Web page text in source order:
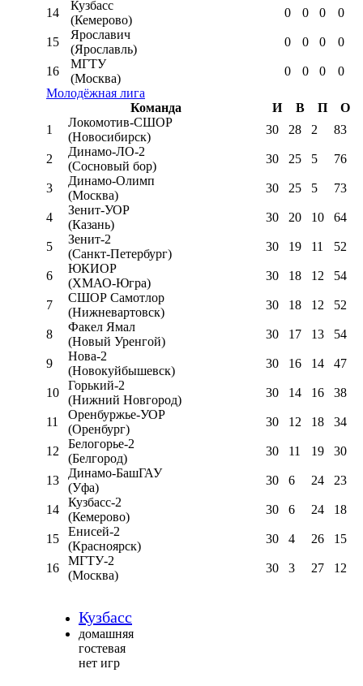
14
Кузбасс
(Кемерово)
0 0 0 0
15
Ярославич
(Ярославль)
0 0 0 0
16
МГТУ
(Москва)
0 0 0
0
Молодёжная лига
Команда
И В П
О
1
Локомотив-CШОР
(Новосибирск)
30 28 2 83
2
Динамо-ЛО-2
(Сосновый бор)
30 25 5 76
3
Динамо-Олимп
(Москва)
30 25 5 73
4
Зенит-УОР
(Казань)
30 20 10 64
5
Зенит-2
(Санкт-Петербург)
30 19 11 52
6
ЮКИОР
(ХМАО-Югра)
30 18 12 54
7
СШОР Самотлор
(Нижневартовск)
30 18 12 52
8
Факел Ямал
(Новый Уренгой)
30 17 13 54
9
Нова-2
(Новокуйбышевск)
30 16 14 47
10
Горький-2
(Нижний Новгород)
30 14 16 38
11
Оренбуржье-УОР
(Оренбург)
30 12 18 34
12
Белогорье-2
(Белгород)
30 11 19 30
13
Динамо-БашГАУ
(Уфа)
30 6 24 23
14
Кузбасс-2
(Кемерово)
30 6 24 18
15
Енисей-2
(Красноярск)
30 4 26 15
16
МГТУ-2
(Москва)
30 3 27 12
Кузбасс
домашняя
гостевая
нет игр